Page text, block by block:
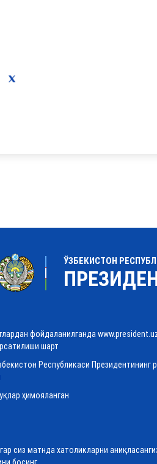
ЎЗБЕКИСТОН
фойдаланилганда
шарт
Республикаси Президентининг
ҳимояланган
сиз матнда хатоликларни